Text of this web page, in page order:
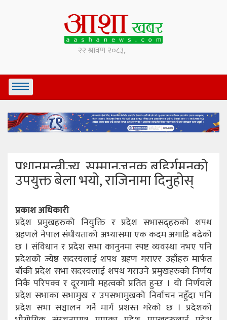
प्रधानमन्त्रीज्यू, सम्मानजनक बहिर्गमनको
उपयुक्त बेला भयो, राजिनामा दिनुहोस्
प्रकाश अधिकारी
प्रदेश प्रमुखहरुको नियुक्ति र प्रदेश सभासद्हरुको शपथ
ग्रहणले नेपाल संघीयताको अभ्यासमा एक कदम अगाडि बढेको
छ । संविधान र प्रदेश सभा कानुनमा स्पष्ट व्यवस्था नभए पनि
प्रदेशको ज्येष्ठ सदस्यलाई शपथ ग्रहण गराएर उहाँहरु मार्फत
बाँकी प्रदेश सभा सदस्यलाई शपथ गराउने प्रमुखहरुको निर्णय
निकै परिपक्व र दूरगामी महत्वको प्रतित हुन्छ । यो निर्णयले
प्रदेश सभाका सभामुख र उपसभामुखको निर्वाचन नहुँदा पनि
प्रदेश सभा सञ्चालन गर्ने मार्ग प्रशस्त गरेको छ । प्रदेशको